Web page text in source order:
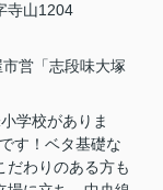
寺山1204
市営「志段味大塚
学校がありま
す！ベタ基礎な
だわりのある方も